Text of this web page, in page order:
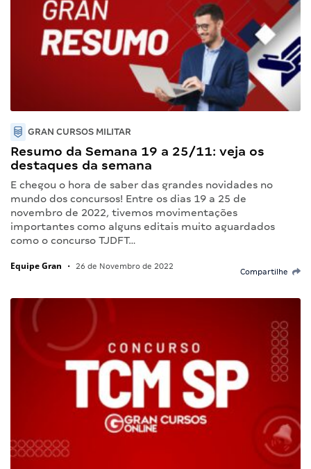
GRAN CURSOS MILITAR
Resumo da Semana 19 a 25/11: veja os
destaques da semana
E chegou o hora de saber das grandes novidades no
mundo dos concursos! Entre os dias 19 a 25 de
novembro de 2022, tivemos movimentações
importantes como alguns editais muito aguardados
como o concurso TJDFT…
Equipe Gran • 26 de Novembro de 2022
Compartilhe